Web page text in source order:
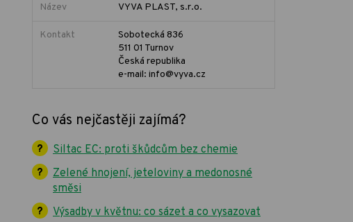
Název VYVA PLAST, s.r.o.
Kontakt
Sobotecká 836
511 01 Turnov
Česká republika
e-mail: info@vyva.cz
Co vás nejčastěji zajímá?
Siltac EC: proti škůdcům bez chemie
Zelené hnojení, jeteloviny a medonosné
směsi
Výsadby v květnu: co sázet a co vysazovat